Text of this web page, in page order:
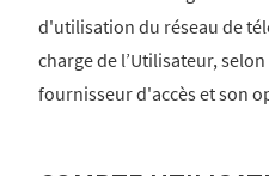
d'utilisation du réseau de
charge de l’Utilisateur,
fournisseur d'accès et son